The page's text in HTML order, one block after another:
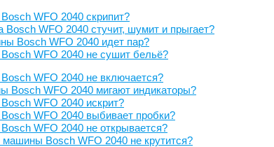
WFO 2040 скрипит?
WFO 2040 стучит, шумит и прыгает?
Bosch WFO 2040 идет пар?
WFO 2040 не сушит бельё?
WFO 2040 не включается?
Bosch WFO 2040 мигают индикаторы?
WFO 2040 искрит?
WFO 2040 выбивает пробки?
WFO 2040 не открывается?
Bosch WFO 2040 не крутится?